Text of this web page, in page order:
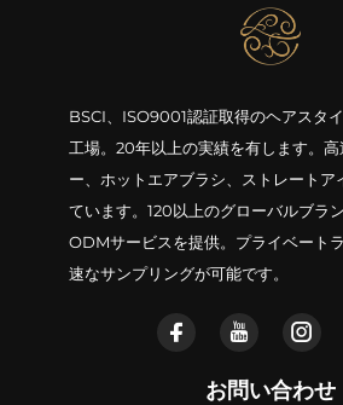
BSCI、ISO9001認証取得のヘアスタ
工場。20年以上の実績を有します。
ー、ホットエアブラシ、ストレートア
ています。120以上のグローバルブラ
ODMサービスを提供。プライベート
速なサンプリングが可能です。
お問い合わせ